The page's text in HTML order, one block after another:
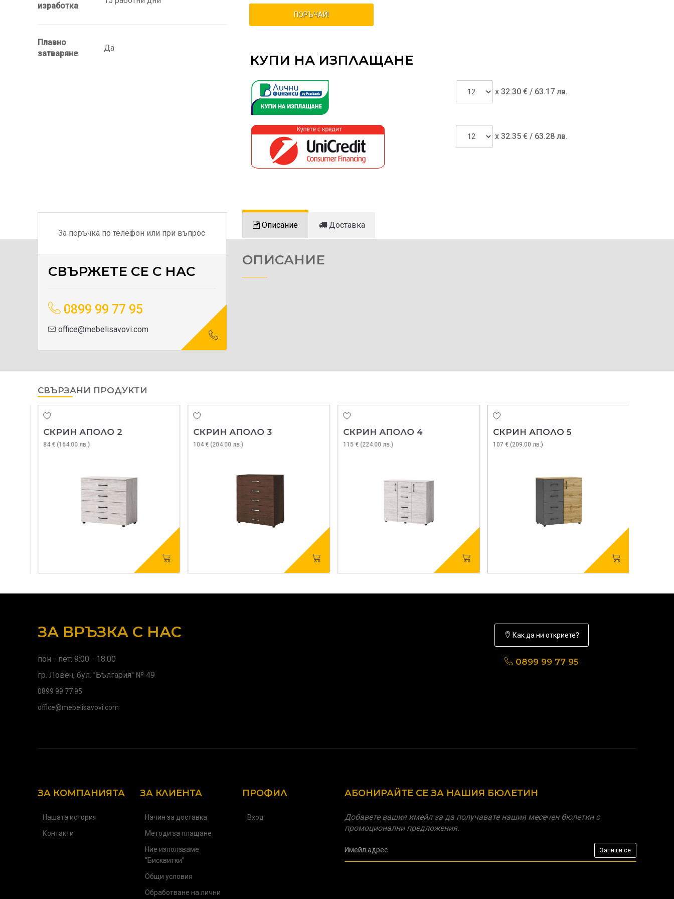
изработка
Плавно
затваряне
Да
ПОРЪЧАЙ!
КУПИ НА ИЗПЛАЩАНЕ
x 32.30€ / 63.17 лв.
x 32.35€ / 63.28 лв.
За поръчка по телефон или при въпрос
СВЪРЖЕТЕ СЕ С НАС
0899 99 77 95
office@mebelisavovi.com
Описание Доставка
ОПИСАНИЕ
СВЪРЗАНИ ПРОДУКТИ
СКРИН АПОЛО 2
84 € (164.00 лв.)
СКРИН АПОЛО 3
104 € (204.00 лв.)
СКРИН АПОЛО 4
115 € (224.00 лв.)
СКРИН АПОЛО 5
107 € (209.00 лв.)
ЗА ВРЪЗКА С НАС
пон - пет: 9:00 - 18:00
гр. Ловеч, бул. "България" № 49
0899 99 77 95
office@mebelisavovi.com
Как да ни откриете?
0899 99 77 95
ЗА КОМПАНИЯТА
Нашата история
Контакти
ЗА КЛИЕНТА
Начин за доставка
Методи за плащане
Ние използваме
"Бисквитки"
Общи условия
Обработване на лични
ПРОФИЛ
Вход
АБОНИРАЙТЕ СЕ ЗА НАШИЯ БЮЛЕТИН
Добавете вашия имейл за да получавате нашия месечен бюлетин с
промоционални предложения.